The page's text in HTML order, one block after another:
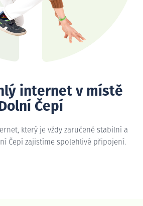
internet v místě
Dolní Čepí
který je vždy zaručeně stabilní a
Čepí zajistíme spolehlivé připojení.